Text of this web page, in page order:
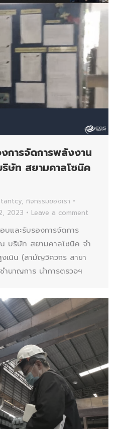
การจัดการพลังงาน
ษัท สยามคาลโซนิค
, กิจกรรมของเรา
2023 Leave a comment
บและรับรองการจัดการ
บริษัท สยามคาลโซนิค จํา
นิน (สามัญวิศวกร สาขา
ำนาญการ นำการตรวจฯ